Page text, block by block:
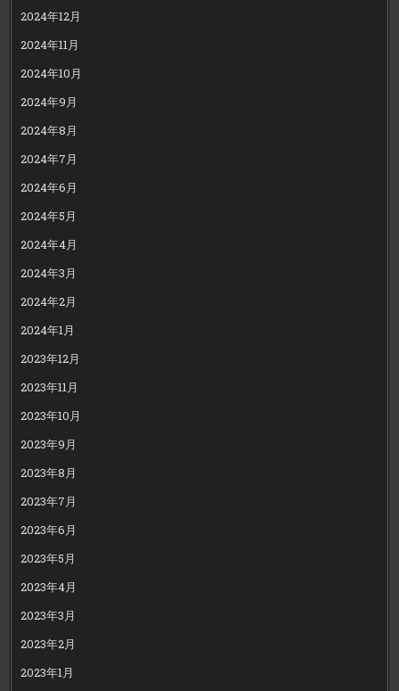
2024年12月
2024年11月
2024年10月
2024年9月
2024年8月
2024年7月
2024年6月
2024年5月
2024年4月
2024年3月
2024年2月
2024年1月
2023年12月
2023年11月
2023年10月
2023年9月
2023年8月
2023年7月
2023年6月
2023年5月
2023年4月
2023年3月
2023年2月
2023年1月